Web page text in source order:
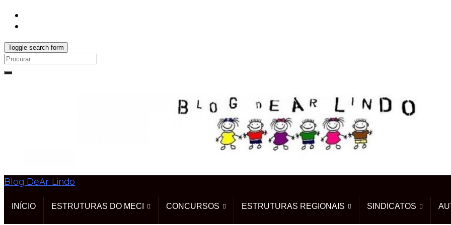
Toggle search form
Search
Blog DeAr Lindo
INÍCIO ESTRUTURAS DO MECI CONCURSOS ESTRUTURAS REGIONAIS SINDICATOS